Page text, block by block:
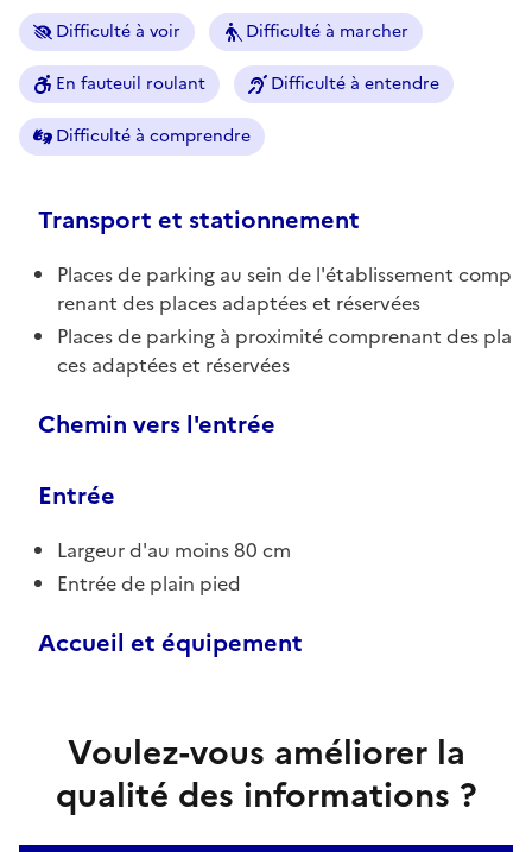
Difficulté à voir Difficulté à marcher
En fauteuil roulant Difficulté à entendre
Difficulté à comprendre
Transport et stationnement
Places de parking au sein de l'établissement comp
renant des places adaptées et réservées
Places de parking à proximité comprenant des pla
ces adaptées et réservées
Chemin vers l'entrée
Entrée
Largeur d'au moins 80 cm
Entrée de plain pied
Accueil et équipement
Voulez-vous améliorer la
qualité des informations ?